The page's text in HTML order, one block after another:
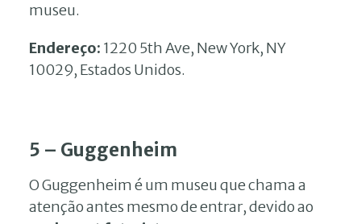
museu.
Endereço: 1220 5th Ave, New York, NY
10029, Estados Unidos.
5 – Guggenheim
O Guggenheim é um museu que chama a
atenção antes mesmo de entrar, devido ao